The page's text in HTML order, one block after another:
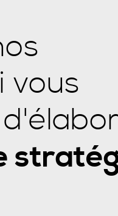
vous